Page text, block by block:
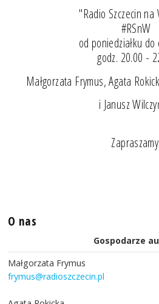
"Radio Szczecin na
#RSnW
od poniedziałku
godz. 20.00 -
Małgorzata Frymus, Agata
i Janusz
Zapraszamy!
O nas
Gospodarze
Małgorzata Frymus
frymus@radioszczecin.pl